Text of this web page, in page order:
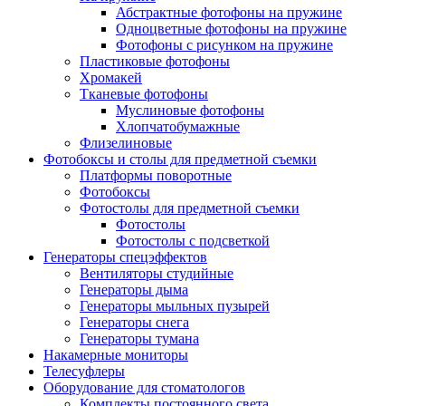
Абстрактные фотофоны на пружине
Одноцветные фотофоны на пружине
Фотофоны с рисунком на пружине
Пластиковые фотофоны
Хромакей
Тканевые фотофоны
Муслиновые фотофоны
Хлопчатобумажные
Флизелиновые
Фотобоксы и столы для предметной съемки
Платформы поворотные
Фотобоксы
Фотостолы для предметной съемки
Фотостолы
Фотостолы с подсветкой
Генераторы спецэффектов
Вентиляторы студийные
Генераторы дыма
Генераторы мыльных пузырей
Генераторы снега
Генераторы тумана
Накамерные мониторы
Телесуфлеры
Оборудование для стоматологов